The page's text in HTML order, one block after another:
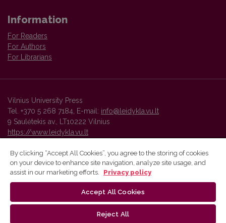
Information
For Readers
For Authors
For Librarians
Vilnius University Press
Tel. +370 5 268 7184, E-mail: info@leidykla.vu.lt
9 Saulėtekis av., LT10222 Vilnius
https://www.leidykla.vu.lt
Vilnius University Press platform and metadata are distributed by
By clicking “Accept All Cookies”, you agree to the storing of cookies
on your device to enhance site navigation, analyze site usage, and
assist in our marketing efforts.
Privacy policy
Accept All Cookies
Reject All